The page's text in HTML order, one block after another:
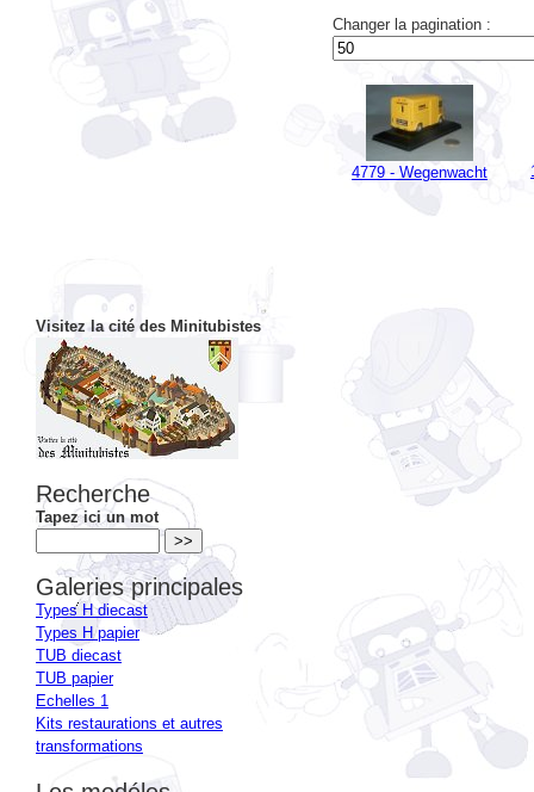
4779 - Wegenwacht
Visitez la cité des Minitubistes
Recherche
Tapez ici un mot
Galeries principales
Types H diecast
Types H papier
TUB diecast
TUB papier
Echelles 1
Kits restaurations et autres
transformations
Les modéles
Dérivés types H